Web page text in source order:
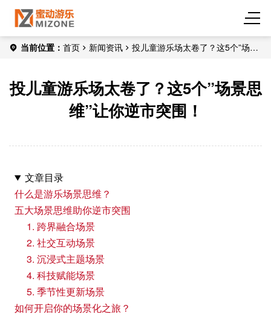
当前位置： 首页 新闻资讯
投儿童游乐场太卷了？这5个”场景
投儿童游乐场太卷了？这5个”场景思
维”让你逆市突围！
文章目录
什么是游乐场景思维？
五大场景思维助你逆市突围
1. 跨界融合场景
2. 社交互动场景
3. 沉浸式主题场景
4. 科技赋能场景
5. 季节性更新场景
如何开启你的场景化之旅？